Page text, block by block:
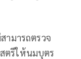
ามารถตรวจ
ตรีให้นมบุตร